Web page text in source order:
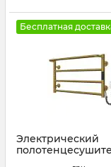
Бесплатная
Электрический